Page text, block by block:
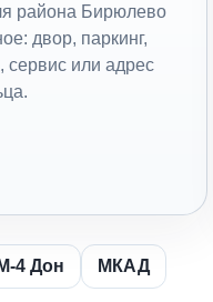
района Бирюлево
двор, паркинг,
сервис или адрес
М-4 Дон МКАД